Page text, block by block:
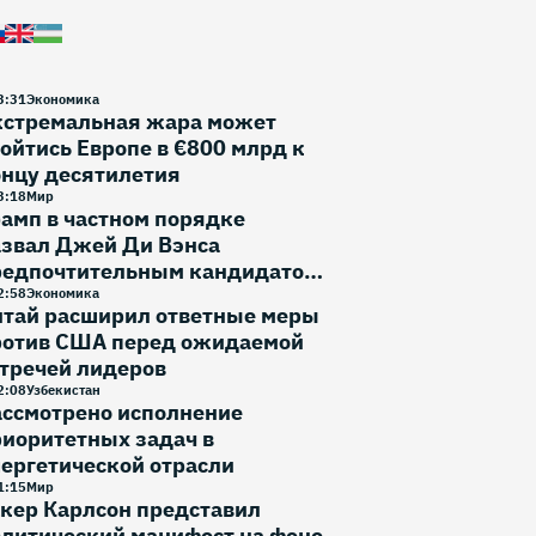
:31Экономика
жара может
Европе в €800 млрд к
десятилетия
:18Мир
в частном порядке
Джей Ди Вэнса
кандидатом
выборы 2028 года
:58Экономика
расширил ответные меры
США перед ожидаемой
лидеров
:08Узбекистан
исполнение
задач в
отрасли
:15Мир
Карлсон представил